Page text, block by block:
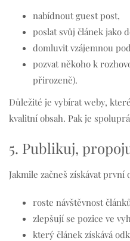
nabídnout guest post,
poslat svůj článek jako
domluvit vzájemnou
pozvat někoho k
přirozeně).
Důležité je vybírat weby,
kvalitní obsah. Pak je
5. Publikuj,
Jakmile začneš získávat první
roste návštěvnost
zlepšují se pozice ve
který článek získává